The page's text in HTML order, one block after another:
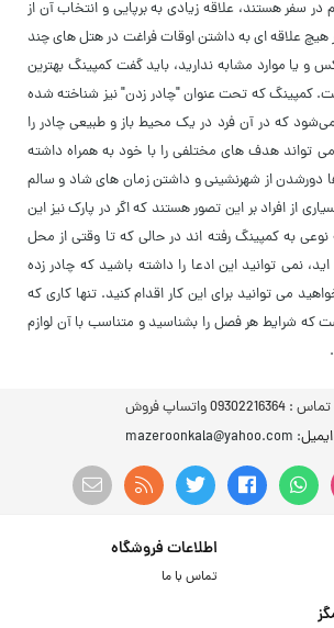
در سفر هستند، علاقه زیادی به برپایی و انتخاب آن از
علاقه ای به داشتن اوقات فراغت در هتل های چند
و یا موارد مشابه ندارید، باید گفت کمپینگ بهترین
کمپینگ که تحت عنوان "چادر زدن" نیز شناخته شده
که در آن فرد در یک محیط باز و طبیعی چادر را
برپا می‌کند. Camping می تواند هدف های مختلفی را با خود به همراه داشته
دورشدن از شهرنشینی و داشتن زمان های شاد و سالم
از افراد بر این تصور هستند که اگر در پارک نیز این
نوعی به کمپینگ رفته اند در حالی که تا وقتی از محل
نمی توانید این ادعا را داشته باشید که چادر زده
می توانید برای این کار اقدام کنید. تنها کاری که
که شرایط هر فصل را بشناسید و متناسب با آن لوازم
تماس : 09302216364 واتساپ فروش
: mazeroonkala@yahoo.com
اطلاعات فروشگاه
تماس با ما